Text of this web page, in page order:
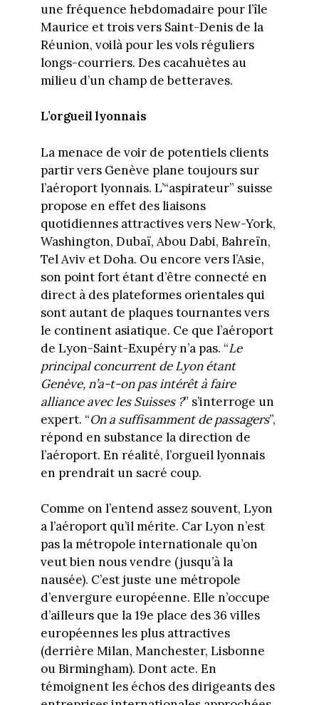
une fréquence hebdomadaire pour l’île
Maurice et trois vers Saint-Denis de la
Réunion, voilà pour les vols réguliers
longs-courriers. Des cacahuètes au
milieu d’un champ de betteraves.
L’orgueil lyonnais
La menace de voir de potentiels clients
partir vers Genève plane toujours sur
l’aéroport lyonnais. L’“aspirateur” suisse
propose en effet des liaisons
quotidiennes attractives vers New-York,
Washington, Dubaï, Abou Dabi, Bahreïn,
Tel Aviv et Doha. Ou encore vers l’Asie,
son point fort étant d’être connecté en
direct à des plateformes orientales qui
sont autant de plaques tournantes vers
le continent asiatique. Ce que l’aéroport
de Lyon-Saint-Exupéry n’a pas. “Le
principal concurrent de Lyon étant
Genève, n’a-t-on pas intérêt à faire
alliance avec les Suisses ?” s’interroge un
expert. “On a suffisamment de passagers”,
répond en substance la direction de
l’aéroport. En réalité, l’orgueil lyonnais
en prendrait un sacré coup.
Comme on l’entend assez souvent, Lyon
a l’aéroport qu’il mérite. Car Lyon n’est
pas la métropole internationale qu’on
veut bien nous vendre (jusqu’à la
nausée). C’est juste une métropole
d’envergure européenne. Elle n’occupe
d’ailleurs que la 19e place des 36 villes
européennes les plus attractives
(derrière Milan, Manchester, Lisbonne
ou Birmingham). Dont acte. En
témoignent les échos des dirigeants des